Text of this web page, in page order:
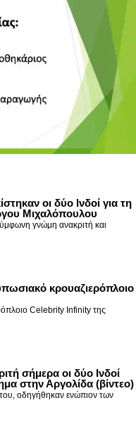
οι δύο Ινδοί για τη
Μιχαλόπουλου
γνώμη ανακριτή και
κρουαζιερόπλοιο
Celebrity Infinity της
σήμερα οι δύο Ινδοί
στην Αργολίδα (βίντεο)
οδηγήθηκαν ενώπιον των